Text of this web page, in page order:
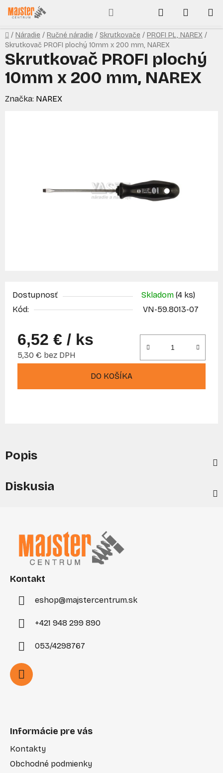
Prejsť
na
obsah
Hľadať
KOŠÍK
Domov
/ Náradie / Ručné náradie / Skrutkovače / PROFI PL, NAREX /
Skrutkovač PROFI plochý 10mm x 200 mm, NAREX
Dostupnosť Skladom (4 ks)
Kód:
VN-59.8013-07
6,52 € / ks
5,30 € bez DPH
DO KOŠÍKA
Skrutkovač PROFI plochý
10mm x 200 mm, NAREX
Značka: NAREX
Popis
Diskusia
Kontakt
eshop@majstercentrum.sk
+421 948 299 890
053/4298767
Informácie pre vás
Kontakty
Obchodné podmienky